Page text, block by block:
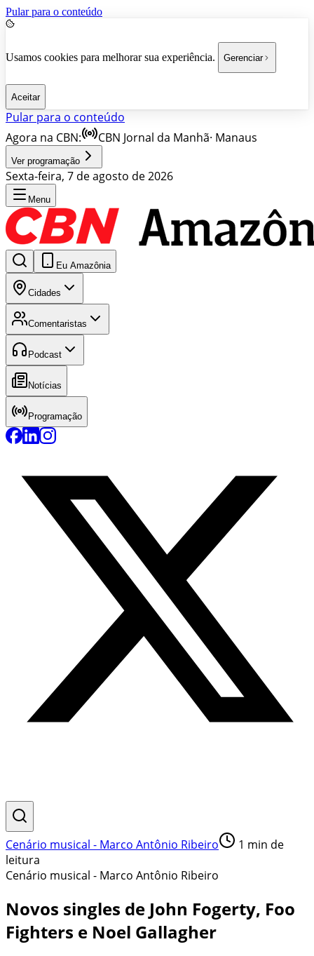
Pular para o conteúdo
Usamos cookies para melhorar sua experiência. Gerenciar
Aceitar
Pular para o conteúdo
Agora na CBN:
CBN Jornal da Manhã· Manaus
Ver programação
Sexta-feira, 7 de agosto de 2026
Menu
Eu Amazônia
Cidades
Comentaristas
Podcast
Notícias
Programação
Cenário musical - Marco Antônio Ribeiro 1 min de
leitura
Cenário musical - Marco Antônio Ribeiro
Novos singles de John Fogerty, Foo
Fighters e Noel Gallagher